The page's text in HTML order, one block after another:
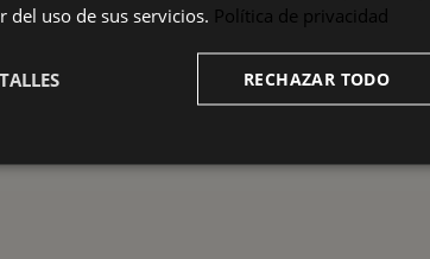
del uso de sus servicios. Política de privacidad
RECHAZAR TODO